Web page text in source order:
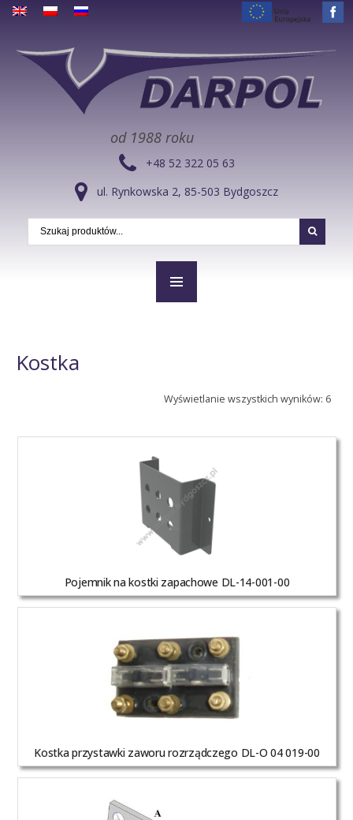
od 1988 roku
+48 52 322 05 63
ul. Rynkowska 2, 85-503 Bydgoszcz
Kostka
Wyświetlanie wszystkich wyników: 6
Pojemnik na kostki zapachowe DL-14-001-00
Kostka przystawki zaworu rozrządczego DL-O 04 019-00